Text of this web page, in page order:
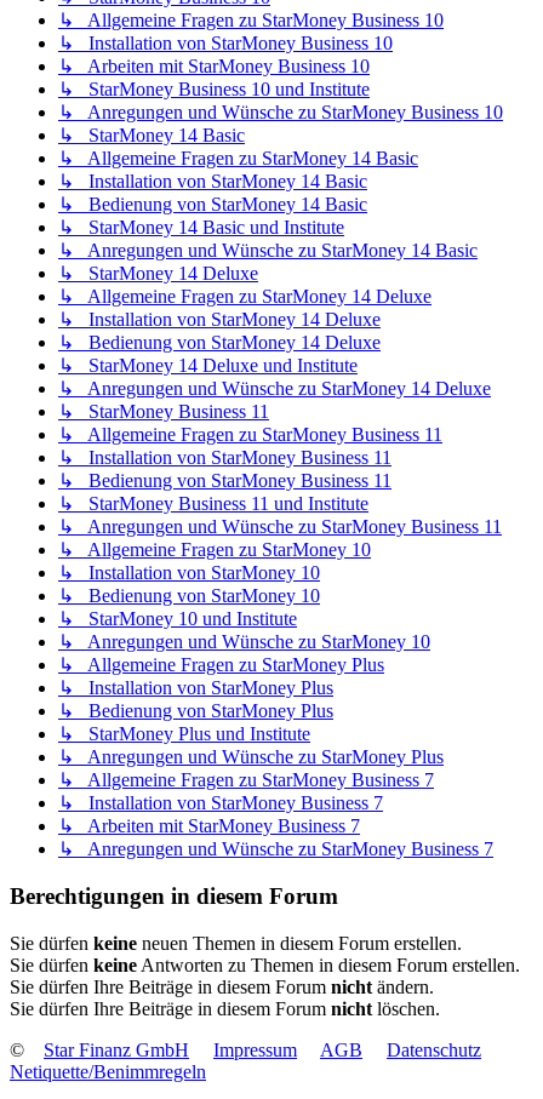
↳ Allgemeine Fragen zu StarMoney Business 10
↳ Installation von StarMoney Business 10
↳ Arbeiten mit StarMoney Business 10
↳ StarMoney Business 10 und Institute
↳ Anregungen und Wünsche zu StarMoney Business 10
↳ StarMoney 14 Basic
↳ Allgemeine Fragen zu StarMoney 14 Basic
↳ Installation von StarMoney 14 Basic
↳ Bedienung von StarMoney 14 Basic
↳ StarMoney 14 Basic und Institute
↳ Anregungen und Wünsche zu StarMoney 14 Basic
↳ StarMoney 14 Deluxe
↳ Allgemeine Fragen zu StarMoney 14 Deluxe
↳ Installation von StarMoney 14 Deluxe
↳ Bedienung von StarMoney 14 Deluxe
↳ StarMoney 14 Deluxe und Institute
↳ Anregungen und Wünsche zu StarMoney 14 Deluxe
↳ StarMoney Business 11
↳ Allgemeine Fragen zu StarMoney Business 11
↳ Installation von StarMoney Business 11
↳ Bedienung von StarMoney Business 11
↳ StarMoney Business 11 und Institute
↳ Anregungen und Wünsche zu StarMoney Business 11
↳ Allgemeine Fragen zu StarMoney 10
↳ Installation von StarMoney 10
↳ Bedienung von StarMoney 10
↳ StarMoney 10 und Institute
↳ Anregungen und Wünsche zu StarMoney 10
↳ Allgemeine Fragen zu StarMoney Plus
↳ Installation von StarMoney Plus
↳ Bedienung von StarMoney Plus
↳ StarMoney Plus und Institute
↳ Anregungen und Wünsche zu StarMoney Plus
↳ Allgemeine Fragen zu StarMoney Business 7
↳ Installation von StarMoney Business 7
↳ Arbeiten mit StarMoney Business 7
↳ Anregungen und Wünsche zu StarMoney Business 7
Berechtigungen in diesem Forum
Sie dürfen keine neuen Themen in diesem Forum erstellen.
Sie dürfen keine Antworten zu Themen in diesem Forum erstellen.
Sie dürfen Ihre Beiträge in diesem Forum nicht ändern.
Sie dürfen Ihre Beiträge in diesem Forum nicht löschen.
©
Star Finanz GmbH Impressum AGB
Datenschutz
Netiquette/Benimmregeln